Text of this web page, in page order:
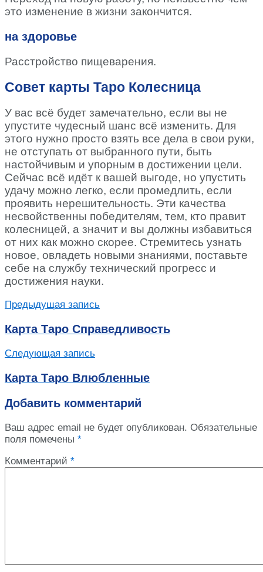
это изменение в жизни закончится.
на здоровье
Расстройство пищеварения.
Совет карты Таро Колесница
У вас всё будет замечательно, если вы не
упустите чудесный шанс всё изменить. Для
этого нужно просто взять все дела в свои руки,
не отступать от выбранного пути, быть
настойчивым и упорным в достижении цели.
Сейчас всё идёт к вашей выгоде, но упустить
удачу можно легко, если промедлить, если
проявить нерешительность. Эти качества
несвойственны победителям, тем, кто правит
колесницей, а значит и вы должны избавиться
от них как можно скорее. Стремитесь узнать
новое, овладеть новыми знаниями, поставьте
себе на службу технический прогресс и
достижения науки.
Предыдущая запись
Карта Таро Справедливость
Следующая запись
Карта Таро Влюбленные
Добавить комментарий
Ваш адрес email не будет опубликован. Обязательные
поля помечены *
Комментарий *